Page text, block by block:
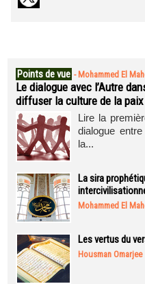
Points de vue - Mohammed El
Le dialogue avec l’Autre
diffuser la culture de la
Lire la
dialogue
la...
La sira
Mohammed El
Les vertus du
Housman Omarjee